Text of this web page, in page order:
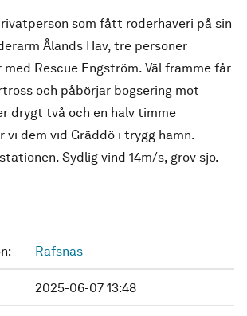
som fått roderhaveri på sin
Ålands Hav, tre personer
med Rescue Engström. Väl framme får
och påbörjar bogsering mot
drygt två och en halv timme
vi dem vid Gräddö i trygg hamn.
Sydlig vind 14m/s, grov sjö.
Räfsnäs
2025-06-07 13:48